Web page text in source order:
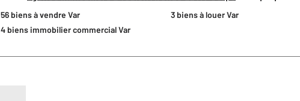
56 biens à vendre Var
3 biens à louer Var
4 biens immobilier commercial Var